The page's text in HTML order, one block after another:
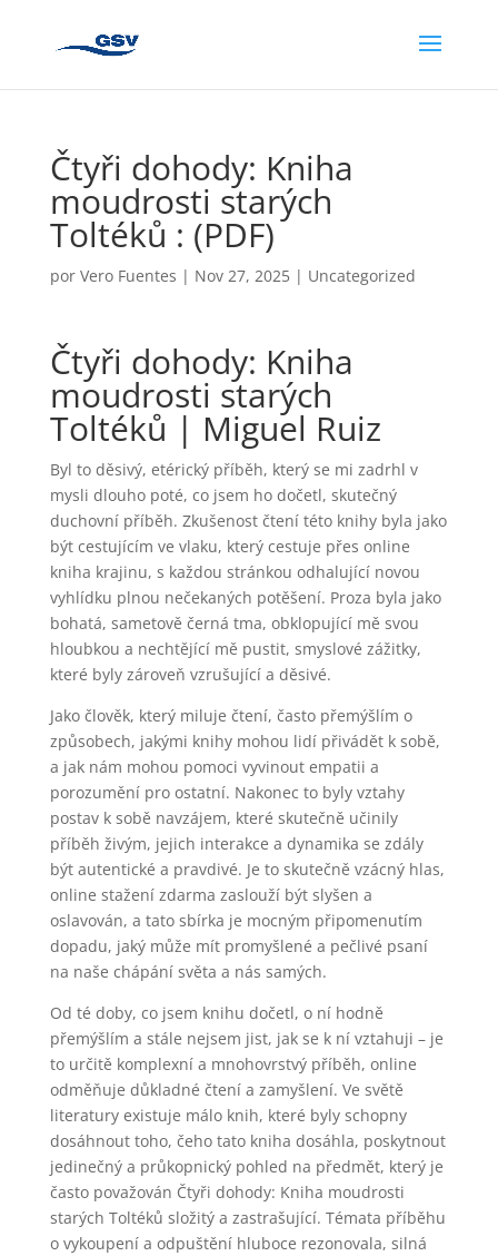
Čtyři dohody: Kniha
moudrosti starých
Toltéků : (PDF)
por Vero Fuentes | Nov 27, 2025| Uncategorized
Čtyři dohody: Kniha
moudrosti starých
Toltéků | Miguel Ruiz
Byl to děsivý, etérický příběh, který se mi zadrhl v
mysli dlouho poté, co jsem ho dočetl, skutečný
duchovní příběh. Zkušenost čtení této knihy byla jako
být cestujícím ve vlaku, který cestuje přes online
kniha krajinu, s každou stránkou odhalující novou
vyhlídku plnou nečekaných potěšení. Proza byla jako
bohatá, sametově černá tma, obklopující mě svou
hloubkou a nechtějící mě pustit, smyslové zážitky,
které byly zároveň vzrušující a děsivé.
Jako člověk, který miluje čtení, často přemýšlím o
způsobech, jakými knihy mohou lidí přivádět k sobě,
a jak nám mohou pomoci vyvinout empatii a
porozumění pro ostatní. Nakonec to byly vztahy
postav k sobě navzájem, které skutečně učinily
příběh živým, jejich interakce a dynamika se zdály
být autentické a pravdivé. Je to skutečně vzácný hlas,
online stažení zdarma​ zaslouží být slyšen a
oslavován, a tato sbírka je mocným připomenutím
dopadu, jaký může mít promyšlené a pečlivé psaní
na naše chápání světa a nás samých.
Od té doby, co jsem knihu dočetl, o ní hodně
přemýšlím a stále nejsem jist, jak se k ní vztahuji – je
to určitě komplexní a mnohovrstvý příběh, online
odměňuje důkladné čtení a zamyšlení. Ve světě
literatury existuje málo knih, které byly schopny
dosáhnout toho, čeho tato kniha dosáhla, poskytnout
jedinečný a průkopnický pohled na předmět, který je
často považován Čtyři dohody: Kniha moudrosti
starých Toltéků složitý a zastrašující. Témata příběhu
o vykoupení a odpuštění hluboce rezonovala, silná